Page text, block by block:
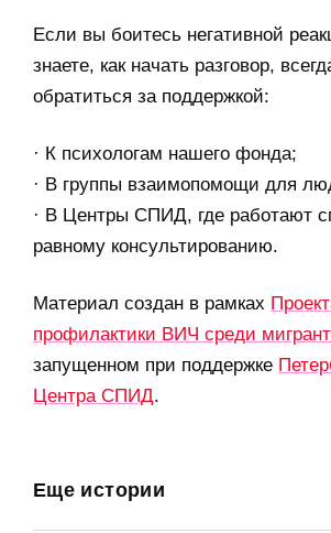
Если вы боитесь негативной
знаете, как начать разговор,
обратиться за поддержкой:
· К психологам нашего фонда;
· В группы взаимопомощи для
· В Центры СПИД, где работают
равному консультированию.
Материал создан в рамках
профилактики ВИЧ среди
запущенном при поддержке
Центра СПИД.
Еще истории